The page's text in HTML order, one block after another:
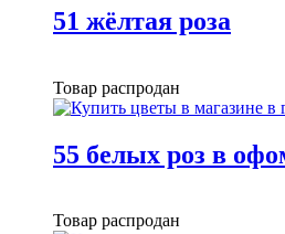
51 жёлтая роза
Товар распродан
55 белых роз в
Товар распродан